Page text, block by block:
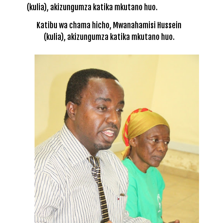
Katibu wa chama hicho, Mwanahamisi Hussein
(kulia), akizungumza katika mkutano huo.